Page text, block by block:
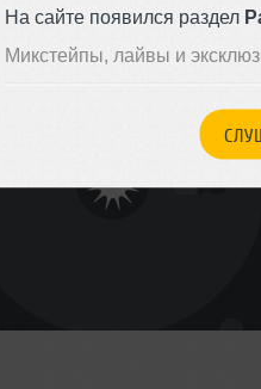
На сайте появился раздел
Микстейпы, лайвы и